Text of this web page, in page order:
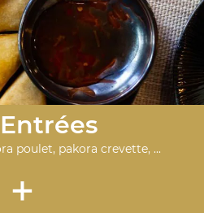
poulet, pakora crevette, ...
+